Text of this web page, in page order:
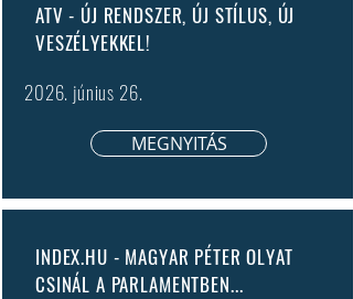
ATV - ÚJ RENDSZER, ÚJ STÍLUS, ÚJ
VESZÉLYEKKEL!
2026. június 26.
MEGNYITÁS
INDEX.HU - MAGYAR PÉTER OLYAT
CSINÁL A PARLAMENTBEN...